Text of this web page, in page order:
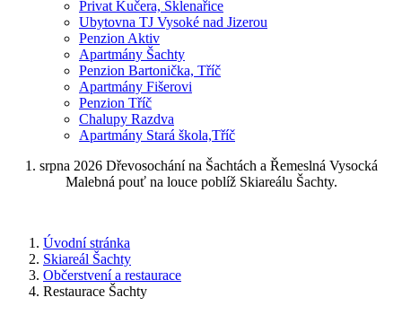
Privat Kučera, Sklenařice
Ubytovna TJ Vysoké nad Jizerou
Penzion Aktiv
Apartmány Šachty
Penzion Bartonička, Tříč
Apartmány Fišerovi
Penzion Tříč
Chalupy Razdva
Apartmány Stará škola,Tříč
1. srpna 2026 Dřevosochání na Šachtách a Řemeslná Vysocká
Malebná pouť na louce poblíž Skiareálu Šachty.
Úvodní stránka
Skiareál Šachty
Občerstvení a restaurace
Restaurace Šachty